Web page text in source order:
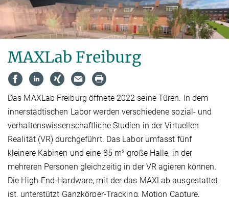
MAXLab Freiburg
Das MAXLab Freiburg öffnete 2022 seine Türen. In dem
innerstädtischen Labor werden ver­schie­dene sozial- und
verhal­tens­wissenschaftliche Studien in der Virtuellen
Realität (VR) durchgeführt. Das Labor umfasst fünf
kleinere Kabinen und eine 85 m² große Halle, in der
mehreren Personen gleichzeitig in der VR agieren können.
Die High-End-Hardware, mit der das MAXLab ausgestattet
ist, unterstützt Ganzkörper-Tracking, Motion Capture,